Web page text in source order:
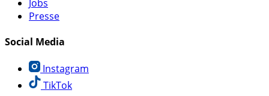
Jobs
Presse
Social Media
Instagram
TikTok